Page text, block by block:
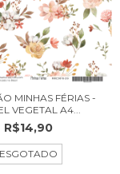
MINHAS FÉRIAS -
VEGETAL A4...
R$14,90
ESGOTADO